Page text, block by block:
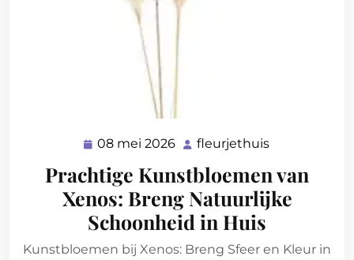
08 mei 2026 08
mei
2026
fleurjethuis
Prachtige Kunstbloemen van
Xenos: Breng Natuurlijke
Schoonheid in Huis
Kunstbloemen bij Xenos: Breng Sfeer en Kleur in